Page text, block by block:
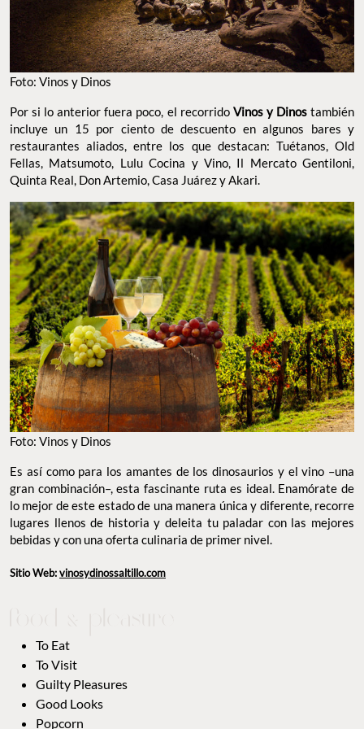
Foto: Vinos y Dinos
Por si lo anterior fuera poco, el recorridoVinos y Dinostambién
incluye un 15 por ciento de descuento en algunos bares y
restaurantes aliados, entre los que destacan: Tuétanos, Old
Fellas, Matsumoto, Lulu Cocina y Vino, Il Mercato Gentiloni,
Quinta Real, Don Artemio, Casa Juárez y Akari.
Foto: Vinos y Dinos
Es así como para los amantes de los dinosaurios y el vino –una
gran combinación–, esta fascinante ruta es ideal. Enamórate de
lo mejor de este estado de una manera única y diferente, recorre
lugares llenos de historia y deleita tu paladar con las mejores
bebidas y con una oferta culinaria de primer nivel.
Sitio Web:vinosydinossaltillo.com
To Eat
To Visit
Guilty Pleasures
Good Looks
Popcorn